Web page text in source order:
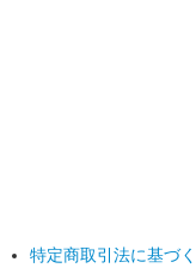
特定商取引法に基づ